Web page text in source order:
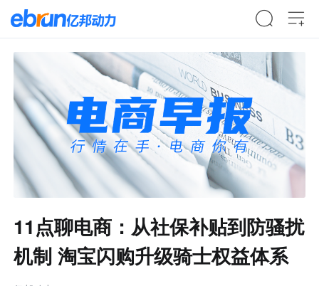
11点聊电商：从社保补贴到防骚扰
机制 淘宝闪购升级骑士权益体系